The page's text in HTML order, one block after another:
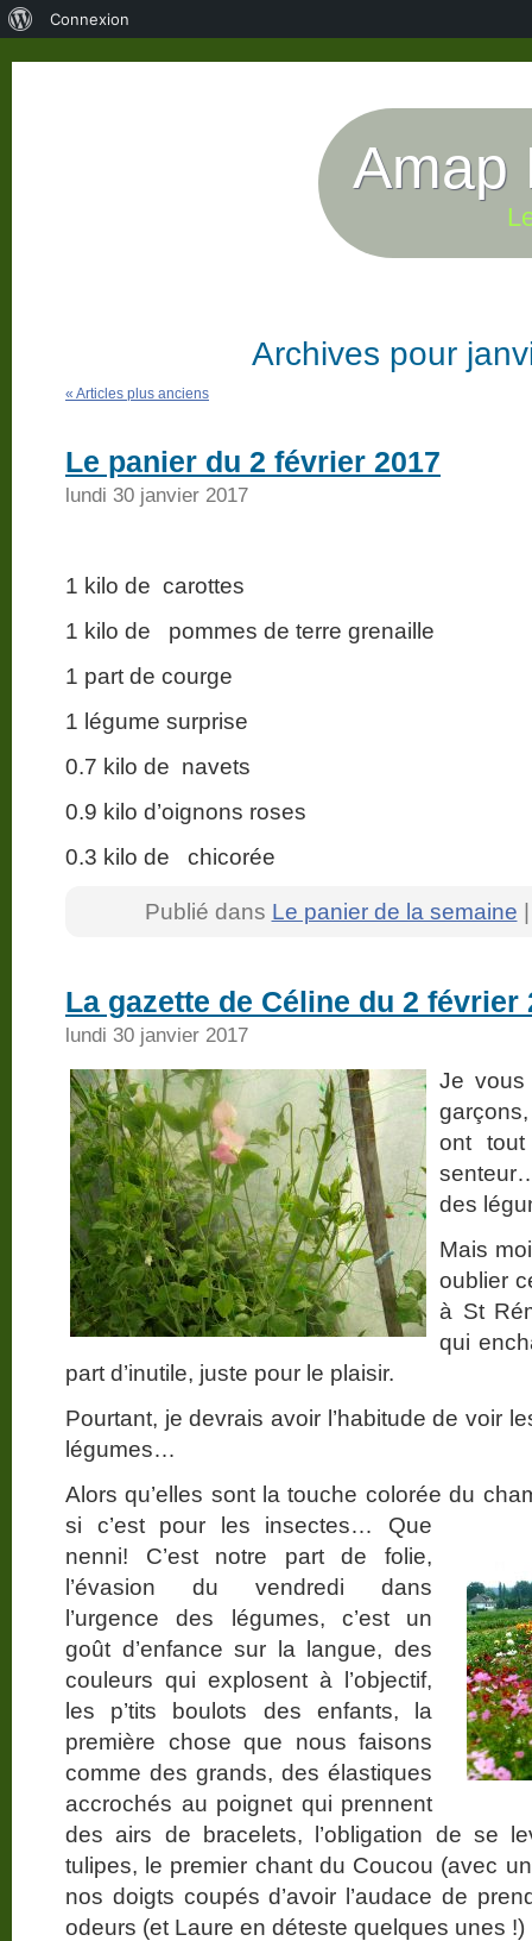
Amap
Archives pour
« Articles plus anciens
Le panier du 2 février 2017
lundi 30 janvier 2017
1 kilo de carottes
1 kilo de pommes de terre grenaille
1 part de courge
1 légume surprise
0.7 kilo de navets
0.9 kilo d’oignons roses
0.3 kilo de chicorée
Publié dans Le panier de la semaine
La gazette de Céline du 2 février
lundi 30 janvier 2017
Je
ont
des
Mais
oublier
à St
qui
part d’inutile, juste pour le plaisir.
Pourtant, je devrais avoir l’habitude de voir
légumes…
Alors qu’elles sont la touche colorée du
si c’est pour les insectes… Que
nenni! C’est notre part de folie,
l’évasion du vendredi dans
l’urgence des légumes, c’est un
goût d’enfance sur la langue, des
couleurs qui explosent à l’objectif,
les p’tits boulots des enfants, la
première chose que nous faisons
comme des grands, des élastiques
accrochés au poignet qui prennent
des airs de bracelets, l’obligation de se
tulipes, le premier chant du Coucou (avec
nos doigts coupés d’avoir l’audace de
odeurs (et Laure en déteste quelques unes !)
Connexion